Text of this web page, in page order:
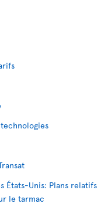
États-Unis: Plans relatifs
le tarmac